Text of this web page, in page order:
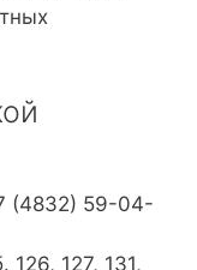
(4832) 59-04-
127, 131,